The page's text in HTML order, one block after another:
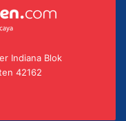
Indiana Blok
42162